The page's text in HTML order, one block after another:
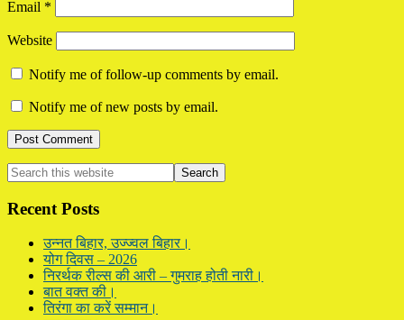
Email *
Website
Notify me of follow-up comments by email.
Notify me of new posts by email.
Primary
Sidebar
Search
this
website
Recent Posts
उन्नत बिहार, उज्ज्वल बिहार।
योग दिवस – 2026
निरर्थक रील्स की आरी – गुमराह होती नारी।
बात वक्त की।
तिरंगा का करें सम्मान।